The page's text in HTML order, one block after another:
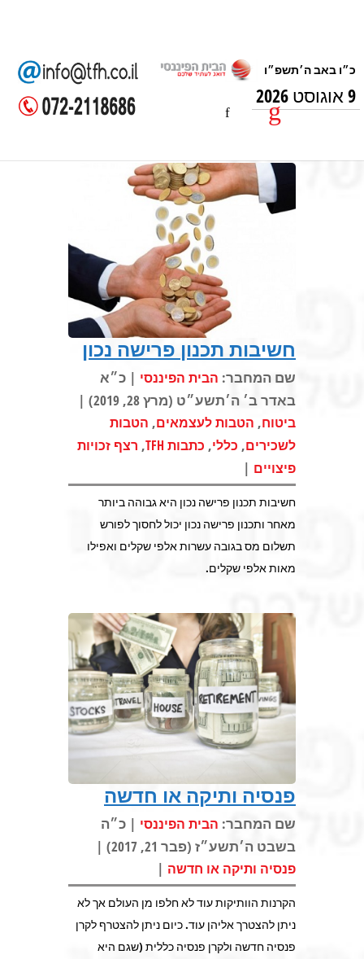
9 אוגוסט 2026
חשיבות תכנון פרישה נכון
שם המחבר: הבית הפיננסי | כ״א
באדר ב׳ ה׳תשע״ט (מרץ 28, 2019) |
ביטוח, הטבות לעצמאים, הטבות
לשכירים, כללי, כתבות TFH , רצף זכויות
פיצויים |
חשיבות תכנון פרישה נכון היא גבוהה ביותר
מאחר ותכנון פרישה נכון יכול לחסוך לפורש
תשלום מס בגובה עשרות אלפי שקלים ואפילו
מאות אלפי שקלים.
פנסיה ותיקה או חדשה
שם המחבר: הבית הפיננסי | כ״ה
בשבט ה׳תשע״ז (פבר 21, 2017) |
פנסיה ותיקה או חדשה |
הקרנות הוותיקות עוד לא חלפו מן העולם אך לא
ניתן להצטרך אליהן עוד. כיום ניתן להצטרף לקרן
פנסיה חדשה ולקרן פנסיה כללית (שגם היא